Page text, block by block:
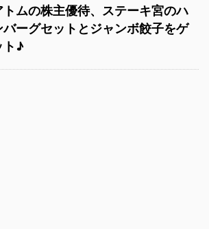
トムの株主優待、ステーキ宮のハ
バーグセットとジャンボ餃子をゲ
ト♪